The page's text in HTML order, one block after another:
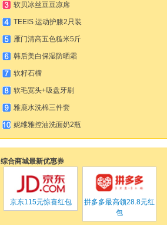
软贝冰丝豆豆凉席
TEEIS 运动护膝2只装
雁门清高五色糙米5斤
韩后美白保湿防晒霜
软籽石榴
软毛宽头+吸盘牙刷
雅鹿水洗棉三件套
妮维雅控油洗面奶2瓶
综合商城最新优惠券
京东115元惊喜红包 拼多多最高领28.8元红
包